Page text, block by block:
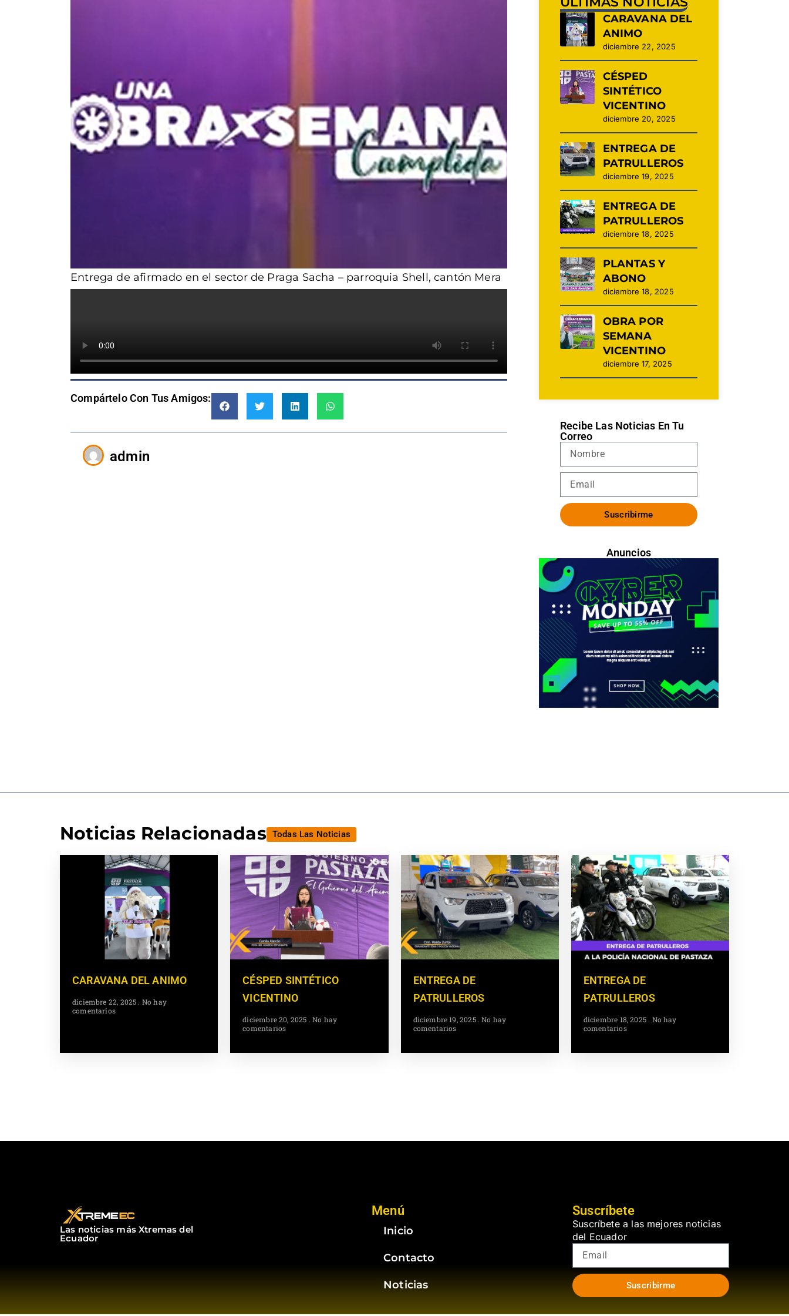
Entrega de afirmado en el sector de Praga Sacha – parroquia Shell, cantón Mera
Compártelo Con Tus Amigos:
admin
CARAVANA DEL
ANIMO
diciembre 22, 2025
CÉSPED
SINTÉTICO
VICENTINO
diciembre 20, 2025
ENTREGA DE
PATRULLEROS
diciembre 19, 2025
ENTREGA DE
PATRULLEROS
diciembre 18, 2025
PLANTAS Y
ABONO
diciembre 18, 2025
OBRA POR
SEMANA
VICENTINO
diciembre 17, 2025
Recibe Las Noticias En Tu
Correo
Suscribirme
Anuncios
Noticias Relacionadas Todas Las Noticias
CARAVANA DEL ANIMO
diciembre 22, 2025
No hay
comentarios
CÉSPED SINTÉTICO
VICENTINO
diciembre 20, 2025
No hay
comentarios
ENTREGA DE
PATRULLEROS
diciembre 19, 2025 No hay
comentarios
ENTREGA DE
PATRULLEROS
diciembre 18, 2025
No hay
comentarios
Las noticias más Xtremas del
Ecuador
Menú
Inicio
Contacto
Noticias
Suscríbete
Suscríbete a las mejores noticias
del Ecuador
Suscribirme